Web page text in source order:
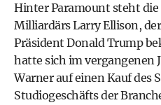
Hinter Paramount steht
Milliardärs Larry Ellison,
Präsident Donald Trump
hatte sich im vergangenen
Warner auf einen Kauf des
Studiogeschäfts der